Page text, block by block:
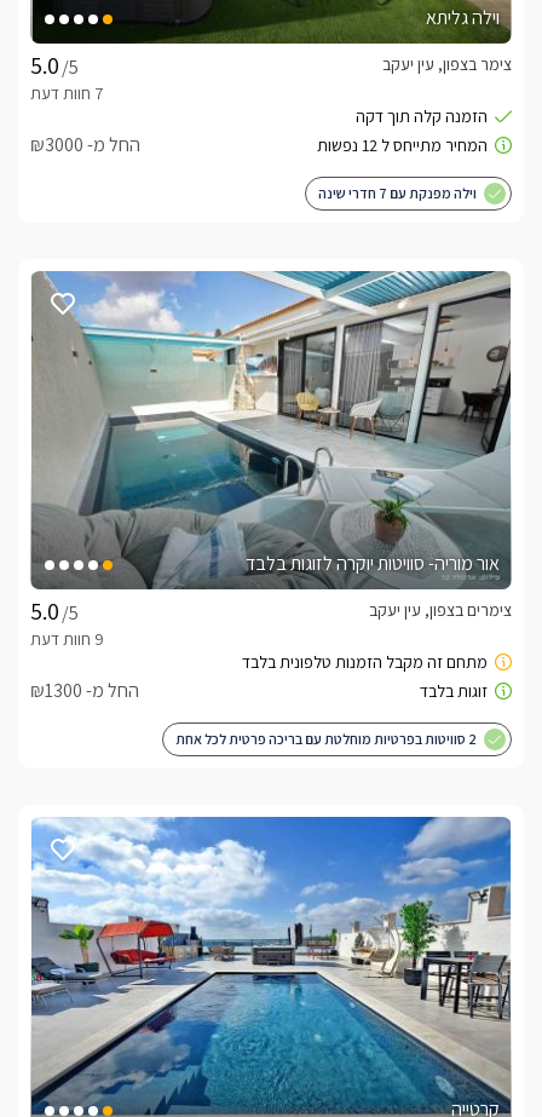
וילה גליתא
/5
צימר בצפון, עין יעקב
החל מ- ₪3000
וילה מפנקת עם 7 חדרי שינה
אור מוריה- סוויטות יוקרה לזוגות בלבד
/5
צימרים בצפון, עין יעקב
החל מ- ₪1300
2 סוויטות בפרטיות מוחלטת עם בריכה פרטית לכל אחת
קרטייה